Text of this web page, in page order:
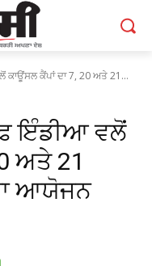
ਕੈਂਪਾਂ ਦਾ 7, 20 ਅਤੇ 21...
ਇੰਡੀਆ ਵਲੋਂ
ਅਤੇ 21
ਆਯੋਜਨ